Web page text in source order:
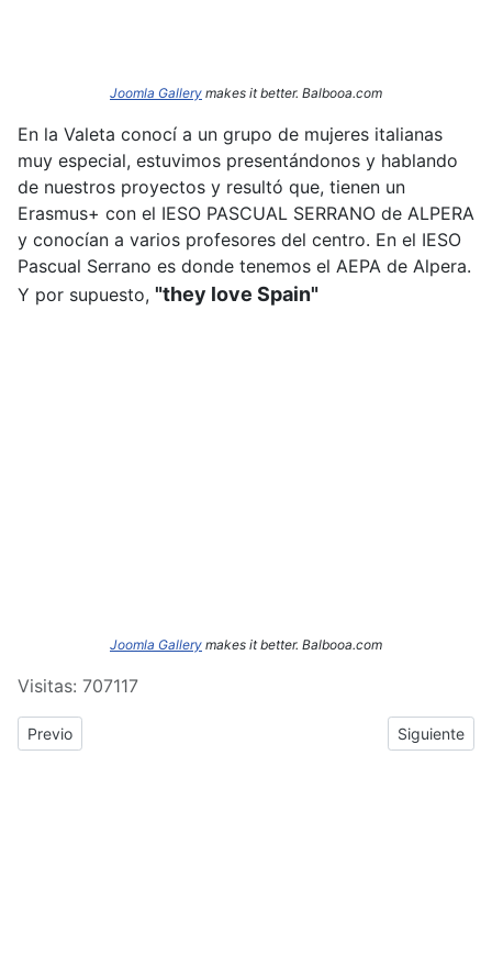
Joomla Gallery makes it better. Balbooa.com
En la Valeta conocí a un grupo de mujeres italianas
muy especial, estuvimos presentándonos y hablando
de nuestros proyectos y resultó que, tienen un
Erasmus+ con el IESO PASCUAL SERRANO de ALPERA
y conocían a varios profesores del centro. En el IESO
Pascual Serrano es donde tenemos el AEPA de Alpera.
Y por supuesto, "they love Spain"
Joomla Gallery makes it better. Balbooa.com
Visitas: 707117
Previous article: ERASMUS+: Crónica del tercer y cuarto día de
Previo Next article:
Siguiente